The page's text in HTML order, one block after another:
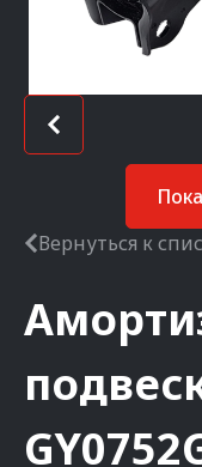
Вернуться к